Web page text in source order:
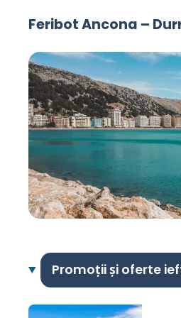
Feribot Ancona –
Promoții și oferte